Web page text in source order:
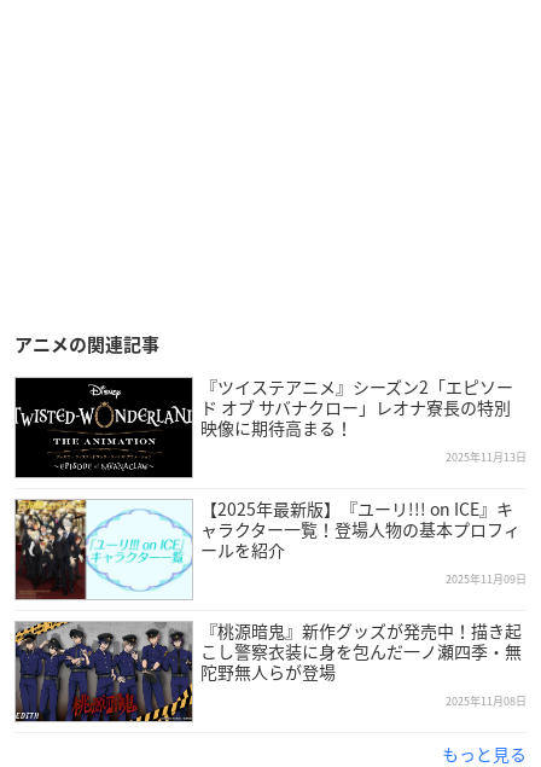
アニメの関連記事
『ツイステアニメ』シーズン2「エピソー
ド オブ サバナクロー」レオナ寮長の特別
映像に期待高まる！
2025年11月13日
【2025年最新版】『ユーリ!!! on ICE』キ
ャラクター一覧！登場人物の基本プロフィ
ールを紹介
2025年11月09日
『桃源暗鬼』新作グッズが発売中！描き起
こし警察衣装に身を包んだ一ノ瀬四季・無
陀野無人らが登場
2025年11月08日
もっと見る